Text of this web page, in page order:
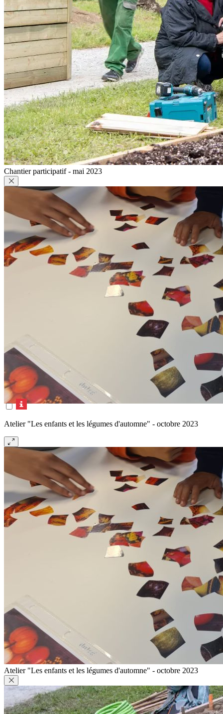
Chantier participatif - mai 2023
Atelier "Les enfants et les légumes d'automne" - octobre 2023
Atelier "Les enfants et les légumes d'automne" - octobre 2023